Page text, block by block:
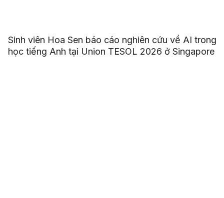
Sinh viên Hoa Sen báo cáo nghiên cứu về AI trong
học tiếng Anh tại Union TESOL 2026 ở Singapore